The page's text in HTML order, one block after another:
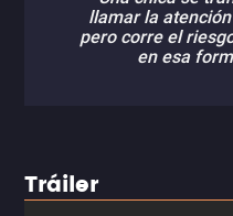
llamar la
pero corre el
en esa
Tráiler